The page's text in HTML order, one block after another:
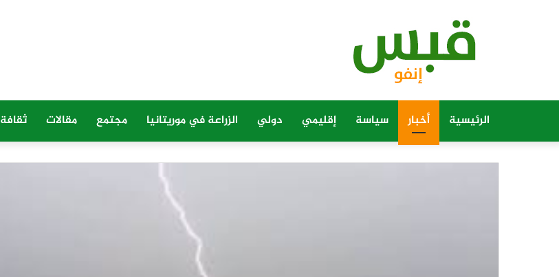
الرئيسية أخبار سياسة إقليمي دولي الزراعة في موريتانيا مجتمع مقالات ثقافة